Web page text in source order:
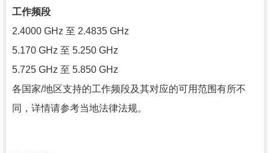
工作频段
2.4000 GHz 至 2.4835 GHz
5.170 GHz 至 5.250 GHz
5.725 GHz 至 5.850 GHz
各国家/地区支持的工作频段及其对应的可用范围有所不
同，详情请参考当地法律法规。